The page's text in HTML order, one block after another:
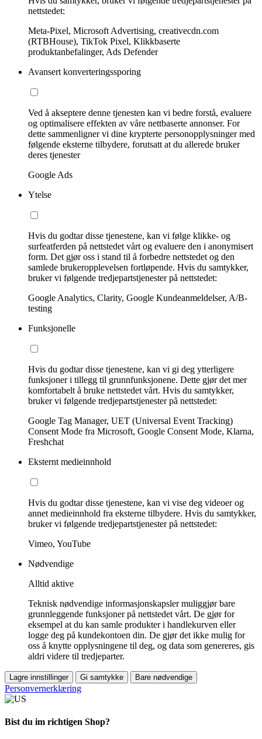
nettstedet:
Meta-Pixel, Microsoft Advertising, creativecdn.com
(RTBHouse), TikTok Pixel, Klikkbaserte
produktanbefalinger, Ads Defender
Avansert konverteringssporing
Ved å akseptere denne tjenesten kan vi bedre forstå, evaluere
og optimalisere effekten av våre nettbaserte annonser. For
dette sammenligner vi dine krypterte personopplysninger med
følgende eksterne tilbydere, forutsatt at du allerede bruker
deres tjenester
Google Ads
Ytelse
Hvis du godtar disse tjenestene, kan vi følge klikke- og
surfeatferden på nettstedet vårt og evaluere den i anonymisert
form. Det gjør oss i stand til å forbedre nettstedet og den
samlede brukeropplevelsen fortløpende. Hvis du samtykker,
bruker vi følgende tredjepartstjenester på nettstedet:
Google Analytics, Clarity, Google Kundeanmeldelser, A/B-
testing
Funksjonelle
Hvis du godtar disse tjenestene, kan vi gi deg ytterligere
funksjoner i tillegg til grunnfunksjonene. Dette gjør det mer
komfortabelt å bruke nettstedet vårt. Hvis du samtykker,
bruker vi følgende tredjepartstjenester på nettstedet:
Google Tag Manager, UET (Universal Event Tracking)
Consent Mode fra Microsoft, Google Consent Mode, Klarna,
Freshchat
Eksternt medieinnhold
Hvis du godtar disse tjenestene, kan vi vise deg videoer og
annet medieinnhold fra eksterne tilbydere. Hvis du samtykker,
bruker vi følgende tredjepartstjenester på nettstedet:
Vimeo, YouTube
Nødvendige
Alltid aktive
Teknisk nødvendige informasjonskapsler muliggjør bare
grunnleggende funksjoner på nettstedet vårt. De gjør for
eksempel at du kan samle produkter i handlekurven eller
logge deg på kundekontoen din. De gjør det ikke mulig for
oss å knytte opplysningene til deg, og data som genereres, gis
aldri videre til tredjeparter.
Lagre innstillinger Gi samtykke Bare nødvendige
Personvernerklæring
Bist du im richtigen Shop?